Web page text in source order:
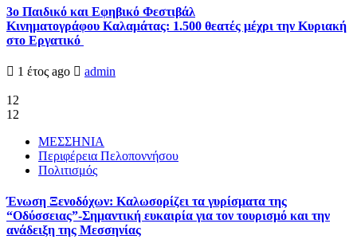
3ο Παιδικό και Εφηβικό Φεστιβάλ
Κινηματογράφου Καλαμάτας: 1.500 θεατές μέχρι την Κυριακή
στο Εργατικό
1 έτος ago admin
12
12
ΜΕΣΣΗΝΙΑ
Περιφέρεια Πελοποννήσου
Πολιτισμός
Ένωση Ξενοδόχων: Καλωσορίζει τα γυρίσματα της
“Οδύσσειας”-Σημαντική ευκαιρία για τον τουρισμό και την
ανάδειξη της Μεσσηνίας